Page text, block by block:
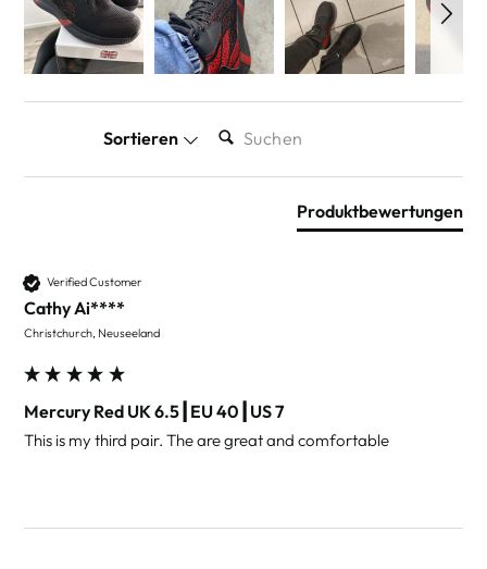
Sortieren
Produktbewertungen
Verified Customer
Cathy Ai****
Christchurch, Neuseeland
Mercury Red UK 6.5┃EU 40┃US 7
This is my third pair. The are great and comfortable